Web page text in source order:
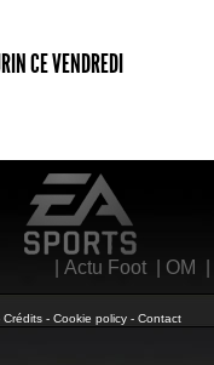
CE VENDREDI
Actu Foot| OM
Crédits - Cookie policy - Contact